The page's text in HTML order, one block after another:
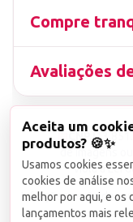
Compre
Avaliações
▤ CNPJ
de imagens
viola a Lei
Infrações serão
Aceita um
produtos? 🍪✨
Usamos cookies
cookies de análise
melhor por aqui, e os
lançamentos mais